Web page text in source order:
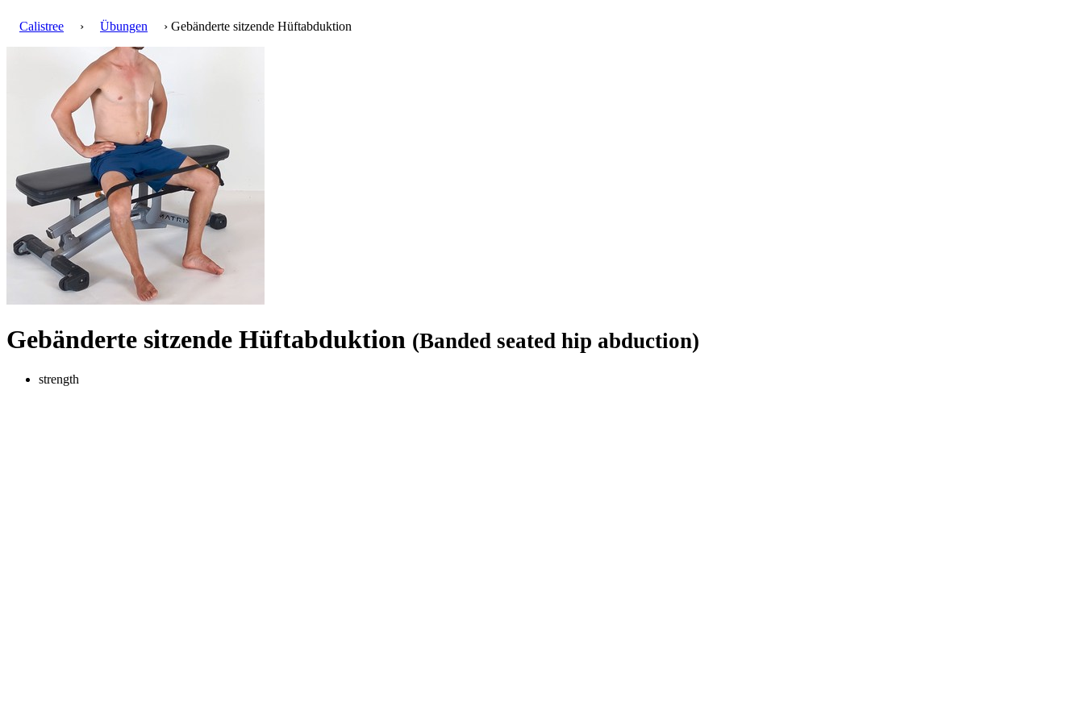
Calistree › Übungen › Gebänderte sitzende Hüftabduktion
Gebänderte sitzende Hüftabduktion (Banded seated hip abduction)
strength